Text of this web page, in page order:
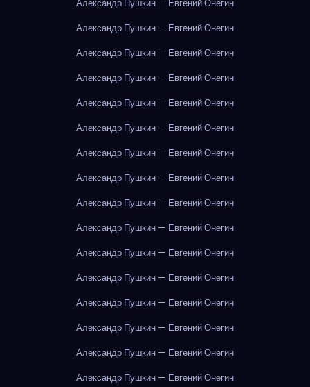
Александр Пушкин — Евгений Онегин
Александр Пушкин — Евгений Онегин
Александр Пушкин — Евгений Онегин
Александр Пушкин — Евгений Онегин
Александр Пушкин — Евгений Онегин
Александр Пушкин — Евгений Онегин
Александр Пушкин — Евгений Онегин
Александр Пушкин — Евгений Онегин
Александр Пушкин — Евгений Онегин
Александр Пушкин — Евгений Онегин
Александр Пушкин — Евгений Онегин
Александр Пушкин — Евгений Онегин
Александр Пушкин — Евгений Онегин
Александр Пушкин — Евгений Онегин
Александр Пушкин — Евгений Онегин
Александр Пушкин — Евгений Онегин